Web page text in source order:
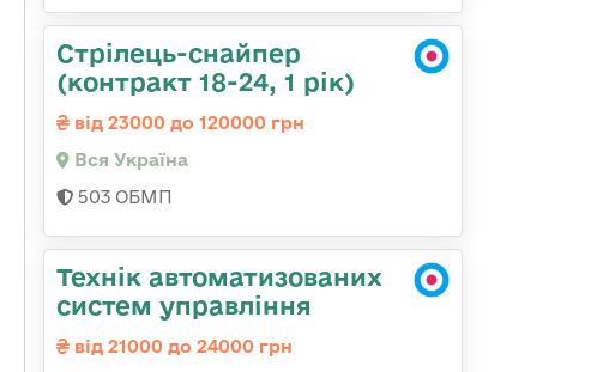
Стрілець-снайпер
(контракт 18-24, 1 рік)
від 23000 до 120000 грн
Вся Україна
503 ОБМП
Технік автоматизованих
систем управління
від 21000 до 24000 грн